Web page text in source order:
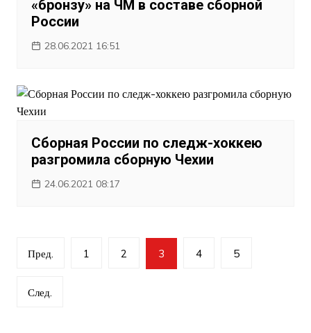
«бронзу» на ЧМ в составе сборной
России
28.06.2021 16:51
Сборная России по следж-хоккею
разгромила сборную Чехии
24.06.2021 08:17
Навигация
записям
Пред. 1 2 3 4 5
След.